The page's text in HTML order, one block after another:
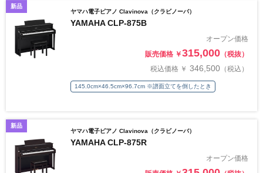
新品
ヤマハ電子ピアノ Clavinova（クラビノーバ）
YAMAHA CLP-875B
オープン価格
販売価格 ￥315,000 （税抜）
税込価格 ￥ 346,500 （税込）
145.0cm×46.5cm×96.7cm ※譜面立てを倒したとき
新品
ヤマハ電子ピアノ Clavinova（クラビノーバ）
YAMAHA CLP-875R
オープン価格